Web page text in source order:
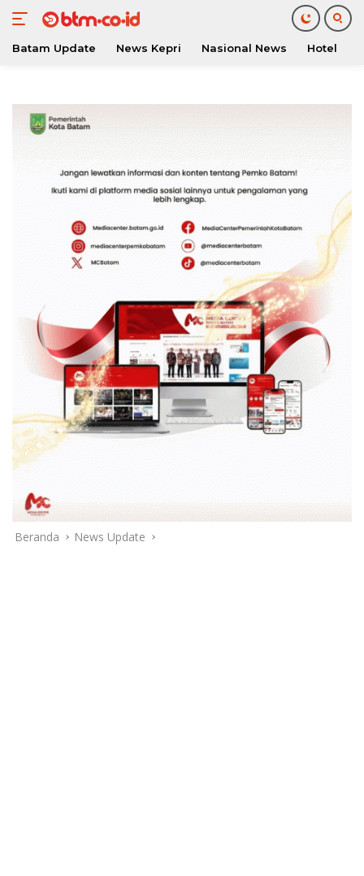
konten
Batam Update News Kepri Nasional News Hotel
Beranda News Update